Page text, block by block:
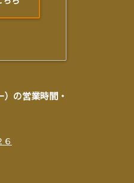
の営業時間・
６